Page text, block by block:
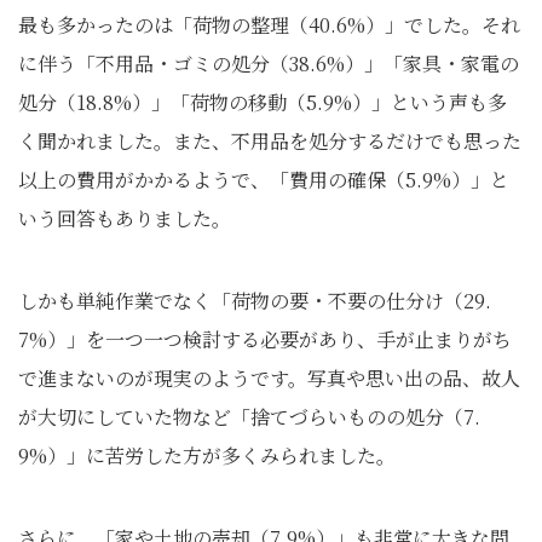
最も多かったのは「荷物の整理（40.6%）」でした。それ
に伴う「不用品・ゴミの処分（38.6%）」「家具・家電の
処分（18.8%）」「荷物の移動（5.9%）」という声も多
く聞かれました。また、不用品を処分するだけでも思った
以上の費用がかかるようで、「費用の確保（5.9%）」と
いう回答もありました。
しかも単純作業でなく「荷物の要・不要の仕分け（29.
7%）」を一つ一つ検討する必要があり、手が止まりがち
で進まないのが現実のようです。写真や思い出の品、故人
が大切にしていた物など「捨てづらいものの処分（7.
9%）」に苦労した方が多くみられました。